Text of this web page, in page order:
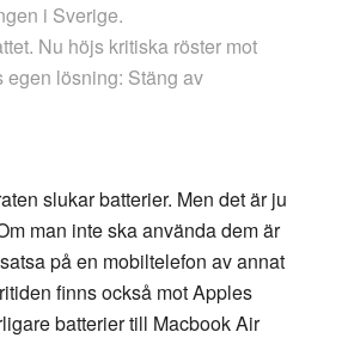
i Sverige.
Nu höjs kritiska röster mot
lösning: Stäng av
slukar batterier. Men det är ju
man inte ska använda dem är
på en mobiltelefon av annat
finns också mot Apples
batterier till Macbook Air